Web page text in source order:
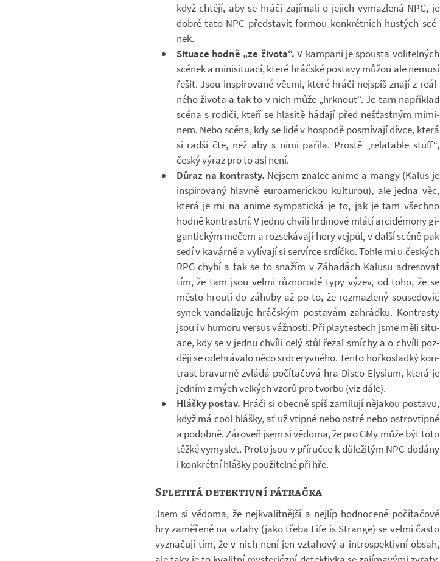
když chtějí, aby se hráči za­jí­mali o je­jich vy­maz­lená NPC, je
dobré tato NPC před­sta­vit for­mou kon­krét­ních hustých scé­
nek.
Si­tu­ace hodně „ze ži­vota“. V kam­pani je spousta vo­li­tel­ných
scé­nek a mi­ni­si­tu­ací, které hráč­ské po­stavy můžou ale ne­musí
řešit. Jsou in­spi­ro­vané věcmi, které hráči nej­spíš znají z re­ál­
ného ži­vota a tak to v nich může „hrk­nout“. Je tam na­pří­klad
scéna s ro­diči, kteří se hla­sitě há­dají před ne­šťast­ným mi­mi­
nem. Nebo scéna, kdy se lidé v hos­podě po­smí­vají dívce, která
si radši čte, než aby s nimi pa­řila. Prostě „re­la­table stuff“,
český výraz pro to asi není.
Důraz na kon­trasty. Nejsem zna­lec anime a mangy (Kalus je
in­spi­ro­vaný hlavně eu­ro­a­me­ric­kou kul­tu­rou), ale jedna věc,
která je mi na anime sym­pa­tická je to, jak je tam všechno
hodně kon­trastní. V jednu chvíli hr­di­nové mlátí ar­ci­dé­mony gi­
gan­tic­kým mečem a roz­se­ká­vají hory vej­půl, v další scéně pak
sedí v ka­várně a vy­lí­vají si ser­ví­rce sr­díčko. Tohle mi u čes­kých
RPG chybí a tak se to sna­žím v Zá­ha­dách Ka­lusu ad­re­so­vat
tím, že tam jsou velmi růz­no­rodé typy výzev, od toho, že se
město hroutí do zá­huby až po to, že roz­maz­lený sou­se­do­vic
synek van­da­li­zuje hráč­ským po­sta­vám za­hrádku. Kon­trasty
jsou i v hu­moru ver­sus váž­nosti. Při pla­y­tes­tech jsme měli si­tu­
ace, kdy se v jednu chvíli celý stůl řezal smí­chy a o chvíli poz­
ději se ode­hrá­valo něco srd­ce­ryv­ného. Tento hoř­ko­sladký kon­
trast bra­vurně zvládá po­čí­ta­čová hra Disco Ely­sium, která je
jed­ním z mých vel­kých vzorů pro tvorbu (viz dále).
Hlášky po­stav. Hráči si obecně spíš za­mi­lují ně­ja­kou po­stavu,
když má cool hlášky, ať už vtipné nebo ostré nebo os­t­rovtipné
a po­dobně. Zá­ro­veň jsem si vě­doma, že pro GMy může být toto
těžké vy­mys­let. Proto jsou v pří­ručce k dů­le­ži­tým NPC do­dány
i kon­krétní hlášky po­u­ži­telné při hře.
Spletitá detektivní pátračka
Jsem si vě­doma, že nej­kva­lit­nější a nej­líp hod­no­cené po­čí­ta­čové
hry za­mě­řené na vztahy (jako třeba Life is Strange) se velmi často
vy­zna­čují tím, že v nich není jen vzta­hový a in­trospek­tivní obsah,